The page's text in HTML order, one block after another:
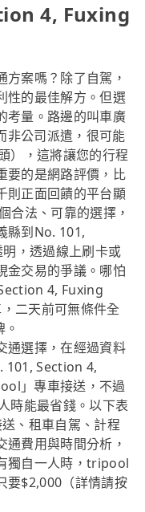
4, Fuxing
案嗎？除了自駕，
性的最佳解方。但選
考量。路邊的叫車廣
非公司派遣，很可能
），這將讓您的行程
要的是網路評價，比
則正面回饋的平台顯
合法、可靠的選擇，
縣到No. 101,
，透過線上刷卡或
金交易的爭議。哪怕
4, Fuxing
二天前可無條件全
通選擇，在經過資料
101, Section 4,
」專車接送，不過
時能最省錢。以下表
、租車自駕、計程
費用與時間分析，
獨自一人時，tripool
要$2,000（詳情請按